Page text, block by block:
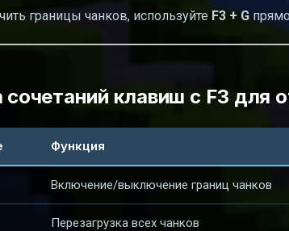
границы чанков, используйте F3 + Gпрямо
сочетаний клавиш с F3 для
Функция
Включение/выключение границ чанков
Перезагрузка всех чанков